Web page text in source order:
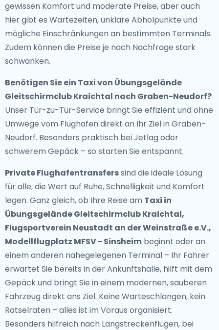
gewissen Komfort und moderate Preise, aber auch
hier gibt es Wartezeiten, unklare Abholpunkte und
mögliche Einschränkungen an bestimmten Terminals.
Zudem können die Preise je nach Nachfrage stark
schwanken.
Benötigen Sie ein Taxi von Übungsgelände
Gleitschirmclub Kraichtal nach Graben-Neudorf?
Unser Tür-zu-Tür-Service bringt Sie effizient und ohne
Umwege vom Flughafen direkt an Ihr Ziel in Graben-
Neudorf. Besonders praktisch bei Jetlag oder
schwerem Gepäck – so starten Sie entspannt.
Private Flughafentransferssind die ideale Lösung
für alle, die Wert auf Ruhe, Schnelligkeit und Komfort
legen. Ganz gleich, ob Ihre Reise am Taxi in
Übungsgelände Gleitschirmclub Kraichtal,
Flugsportverein Neustadt an der Weinstraße e.V.,
Modellflugplatz MFSV - Sinsheim beginnt oder an
einem anderen nahegelegenen Terminal – Ihr Fahrer
erwartet Sie bereits in der Ankunftshalle, hilft mit dem
Gepäck und bringt Sie in einem modernen, sauberen
Fahrzeug direkt ans Ziel. Keine Warteschlangen, kein
Rätselraten – alles ist im Voraus organisiert.
Besonders hilfreich nach Langstreckenflügen, bei